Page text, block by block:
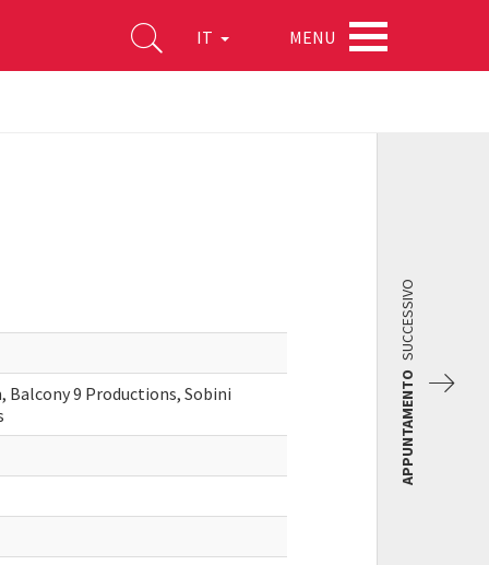
IT MENU
Balcony 9 Productions, Sobini
APPUNTAMENTO
SUCCESSIVO